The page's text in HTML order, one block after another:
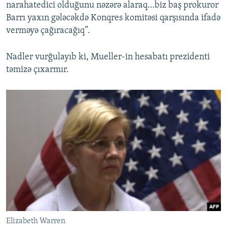
narahatedici olduğunu nəzərə alaraq…biz baş prokuror
Barrı yaxın gələcəkdə Konqres komitəsi qarşısında ifadə
verməyə çağıracağıq”.
Nadler vurğulayıb ki, Mueller-in hesabatı prezidenti
təmizə çıxarmır.
Elizabeth Warren